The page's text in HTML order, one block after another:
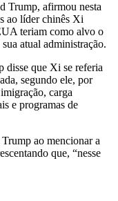
Trump, afirmou nesta
ao líder chinês Xi
teriam como alvo o
atual administração.
disse que Xi se referia
segundo ele, por
carga
e programas de
ao mencionar a
que, “nesse